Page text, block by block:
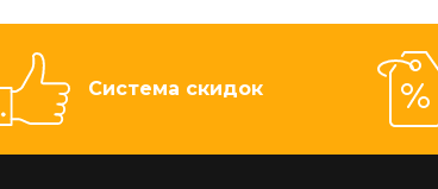
Система скидок